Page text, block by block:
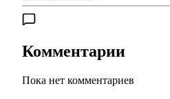
Комментарии
Пока нет комментариев